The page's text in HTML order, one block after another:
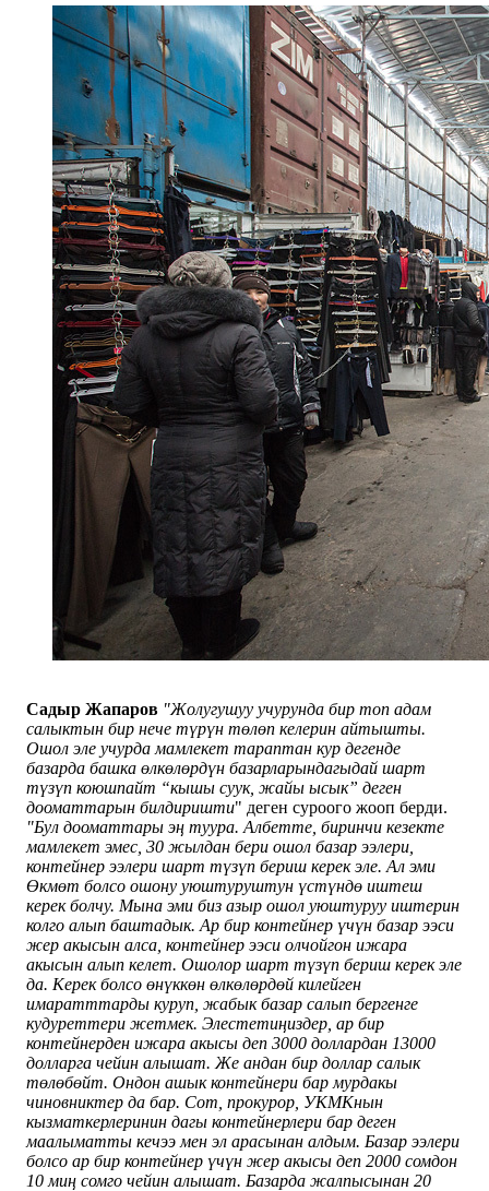
Садыр Жапаров "Жолугушуу учурунда бир топ адам
салыктын бир нече түрүн төлөп келерин айтышты.
Ошол эле учурда мамлекет тараптан кур дегенде
базарда башка өлкөлөрдүн базарларындагыдай шарт
түзүп коюшпайт “кышы суук, жайы ысык” деген
дооматтарын билдиришти" деген суроого жооп берди.
"Бул дооматтары эң туура. Албетте, биринчи кезекте
мамлекет эмес, 30 жылдан бери ошол базар ээлери,
контейнер ээлери шарт түзүп бериш керек эле. Ал эми
Өкмөт болсо ошону уюштуруштун үстүндө иштеш
керек болчу. Мына эми биз азыр ошол уюштуруу иштерин
колго алып баштадык. Ар бир контейнер үчүн базар ээси
жер акысын алса, контейнер ээси олчойгон ижара
акысын алып келет. Ошолор шарт түзүп бериш керек эле
да. Керек болсо өнүккөн өлкөлөрдөй килейген
имаратттарды куруп, жабык базар салып бергенге
кудуреттери жетмек. Элестетиңиздер, ар бир
контейнерден ижара акысы деп 3000 доллардан 13000
долларга чейин алышат. Же андан бир доллар салык
төлөбөйт. Ондон ашык контейнери бар мурдакы
чиновниктер да бар. Сот, прокурор, УКМКнын
кызматкерлеринин дагы контейнерлери бар деген
маалыматты кечээ мен эл арасынан алдым. Базар ээлери
болсо ар бир контейнер үчүн жер акысы деп 2000 сомдон
10 миң сомго чейин алышат. Базарда жалпысынан 20